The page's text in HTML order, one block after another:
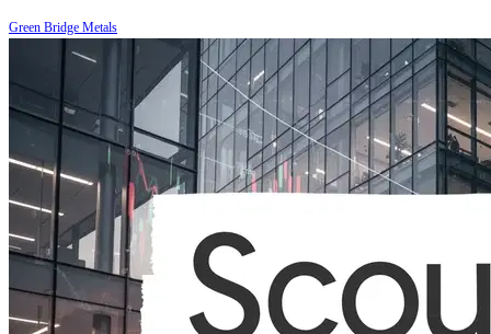
Green Bridge Metals